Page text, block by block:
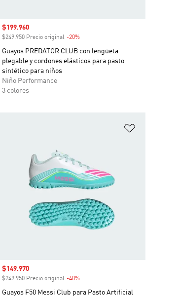
Precio de venta
$199.960
$249.950 Precio original -20%Descuento
Guayos PREDATOR CLUB con lengüeta
plegable y cordones elásticos para pasto
sintético para niños
Niño Performance
3 colores
Precio de venta
$149.970
$249.950 Precio original -40%Descuento
Guayos F50 Messi Club para Pasto Artificial